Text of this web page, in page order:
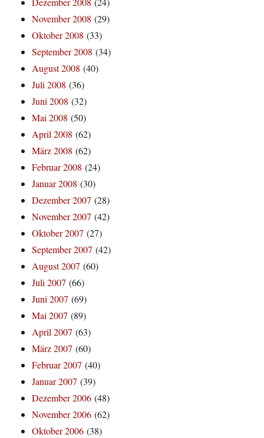
November 2008 (29)
Oktober 2008 (33)
September 2008 (34)
August 2008 (40)
Juli 2008 (36)
Juni 2008 (32)
Mai 2008 (50)
April 2008 (62)
März 2008 (62)
Februar 2008 (24)
Januar 2008 (30)
Dezember 2007 (28)
November 2007 (42)
Oktober 2007 (27)
September 2007 (42)
August 2007 (60)
Juli 2007 (66)
Juni 2007 (69)
Mai 2007 (89)
April 2007 (63)
März 2007 (60)
Februar 2007 (40)
Januar 2007 (39)
Dezember 2006 (48)
November 2006 (62)
Oktober 2006 (38)